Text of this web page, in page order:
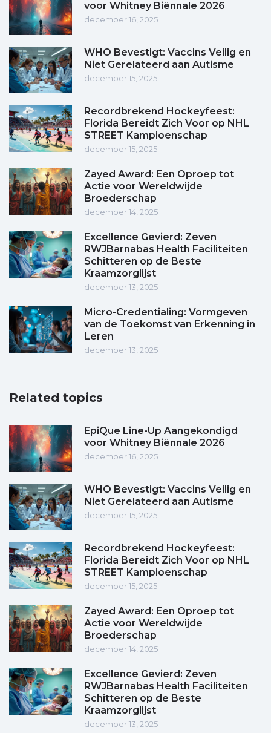
voor Whitney Biënnale 2026
december 16, 2025
WHO Bevestigt: Vaccins Veilig en
Niet Gerelateerd aan Autisme
december 15, 2025
Recordbrekend Hockeyfeest:
Florida Bereidt Zich Voor op NHL
STREET Kampioenschap
december 15, 2025
Zayed Award: Een Oproep tot
Actie voor Wereldwijde
Broederschap
december 14, 2025
Excellence Gevierd: Zeven
RWJBarnabas Health Faciliteiten
Schitteren op de Beste
Kraamzorglijst
december 13, 2025
Micro-Credentialing: Vormgeven
van de Toekomst van Erkenning in
Leren
december 13, 2025
Related topics
EpiQue Line-Up Aangekondigd
voor Whitney Biënnale 2026
december 16, 2025
WHO Bevestigt: Vaccins Veilig en
Niet Gerelateerd aan Autisme
december 15, 2025
Recordbrekend Hockeyfeest:
Florida Bereidt Zich Voor op NHL
STREET Kampioenschap
december 15, 2025
Zayed Award: Een Oproep tot
Actie voor Wereldwijde
Broederschap
december 14, 2025
Excellence Gevierd: Zeven
RWJBarnabas Health Faciliteiten
Schitteren op de Beste
Kraamzorglijst
december 13, 2025